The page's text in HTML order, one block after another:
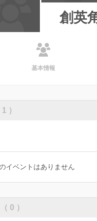
創英
基本情報
1 ）
イベントはありません
（ 0 ）